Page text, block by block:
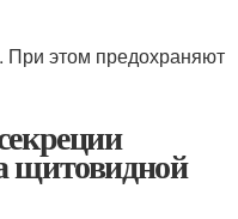
При этом предохраняют
щитовидной